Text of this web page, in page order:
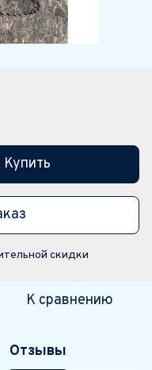
Купить
скидки
К сравнению
Отзывы